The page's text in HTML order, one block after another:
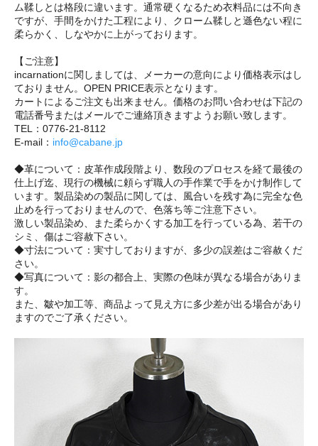
ム鞣しとは格段に違います。通常硬くなるため衣料品には不向き
ですが、手間をかけた工程により、クローム鞣しと遜色ない程に
柔らかく、しなやかに上がっております。
【ご注意】
incarnationに関しましては、メーカーの意向により価格表示はし
ておりません。OPEN PRICE表示となります。
カートによるご注文も出来ません。価格のお問い合わせは下記の
電話番号またはメールでご連絡頂きますようお願い致します。
TEL：0776-21-8112
E-mail： info@cabane.jp
◆革について：皮革作成段階より、数段のプロセスを経て最後の
仕上げ迄、現行の機械に頼らず職人の手作業で手をかけ制作して
います。製品染めの製品に関しては、風合いを残す為に完全な色
止めを行っておりませんので、色落ち等ご注意下さい。
激しい製品染め、また柔らかくする加工を行っている為、若干の
シミ、傷はご容赦下さい。
◆寸法について：実寸しておりますが、多少の誤差はご容赦くだ
さい。
◆写真について：影の都合上、実際の色味が異なる場合がありま
す。
また、皺や加工等、商品よって見え方に多少差が出る場合があり
ますのでご了承ください。